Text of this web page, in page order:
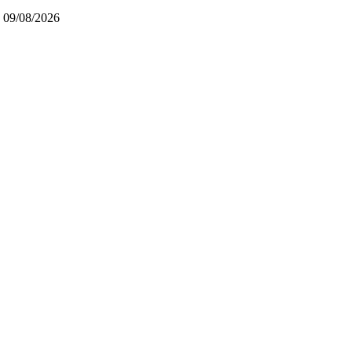
09/08/2026